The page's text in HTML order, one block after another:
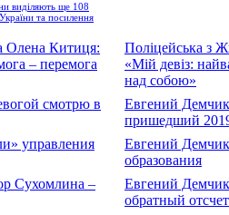
виділяють ще 108
та посилення
Поліцейська з
«Мій девіз:
над собою»
Евгений
пришедший
Евгений
образования
Евгений
обратный отсчет